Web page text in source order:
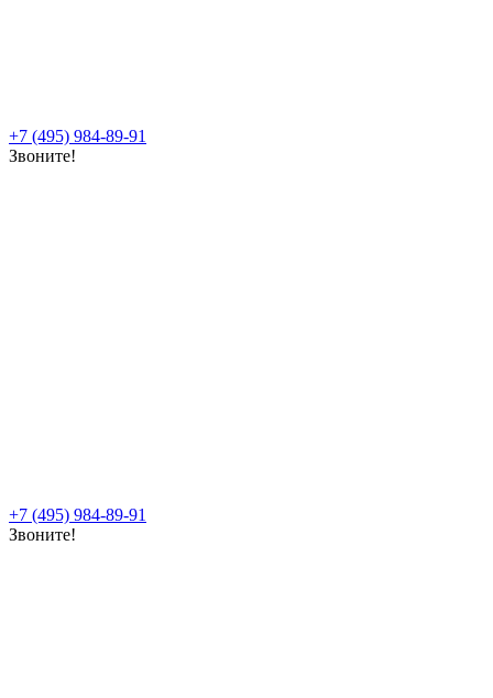
+7 (495) 984-89-91
Звоните!
+7 (495) 984-89-91
Звоните!